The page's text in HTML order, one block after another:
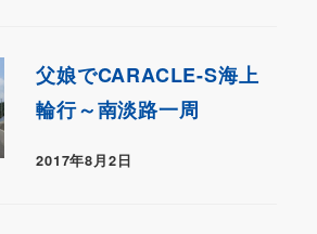
父娘でCARACLE-S海上
輪行～南淡路一周
2017年8月2日